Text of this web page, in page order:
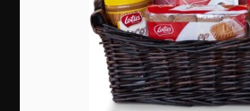
Erfolgsgeschichten